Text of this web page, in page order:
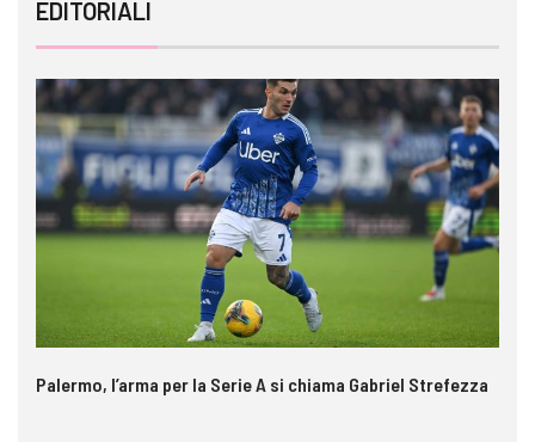
EDITORIALI
Palermo, l’arma per la Serie A si chiama Gabriel Strefezza